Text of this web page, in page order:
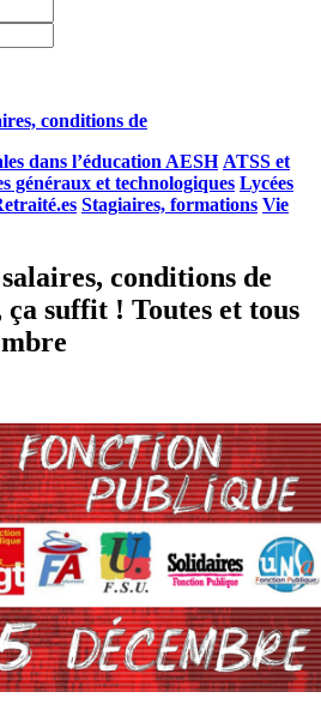
conditions de
dans l’éducation AESH ATSS et
généraux et technologiques Lycées
Stagiaires, formations Vie
conditions de
suffit ! Toutes et tous